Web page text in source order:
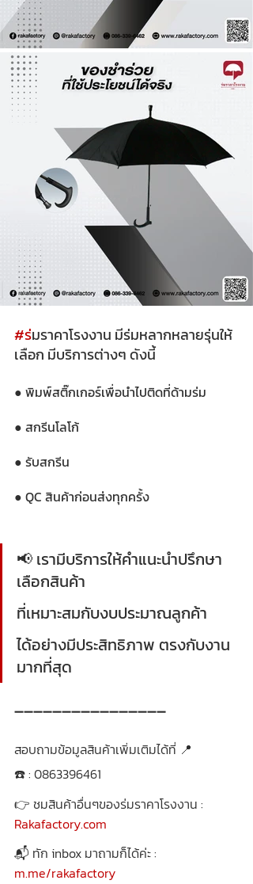
#ร่มราคาโรงงาน มีร่มหลากหลายรุ่นให้
เลือก มีบริการต่างๆ ดังนี้
● พิมพ์สติ๊กเกอร์เพื่อนำไปติดที่ด้ามร่ม
● สกรีนโลโก้
● รับสกรีน
● QC สินค้าก่อนส่งทุกครั้ง
📢 เรามีบริการให้คำแนะนำปรึกษา
เลือกสินค้า
ที่เหมาะสมกับงบประมาณลูกค้า
ได้อย่างมีประสิทธิภาพ ตรงกับงาน
มากที่สุด
➖➖➖➖➖➖➖➖➖➖➖➖➖➖➖➖
สอบถามข้อมูลสินค้าเพิ่มเติมได้ที่ 📍
☎️ : 0863396461
👉 ชมสินค้าอื่นๆของร่มราคาโรงงาน :
Rakafactory.com
📬 ทัก inbox มาถามก็ได้ค่ะ :
m.me/rakafactory